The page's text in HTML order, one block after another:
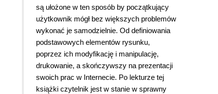
są ułożone w ten sposób by początkujący
użytkownik mógł bez większych problemów
wykonać je samodzielnie. Od definiowania
podstawowych elementów rysunku,
poprzez ich modyfikację i manipulację,
drukowanie, a skończywszy na prezentacji
swoich prac w Internecie. Po lekturze tej
książki czytelnik jest w stanie w sprawny